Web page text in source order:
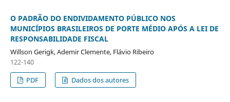
O PADRÃO DO ENDIVIDAMENTO PÚBLICO NOS
MUNICÍPIOS BRASILEIROS DE PORTE MÉDIO APÓS A LEI DE
RESPONSABILIDADE FISCAL
Willson Gerigk, Ademir Clemente, Flávio Ribeiro
122-140
PDF
Dados dos autores